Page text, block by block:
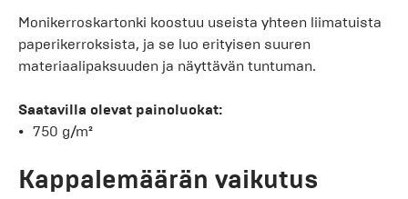
Monikerroskartonki koostuu useista yhteen liimatuista
paperikerroksista, ja se luo erityisen suuren
materiaalipaksuuden ja näyttävän tuntuman.
Saatavilla olevat painoluokat:
750 g/m²
Kappalemäärän vaikutus